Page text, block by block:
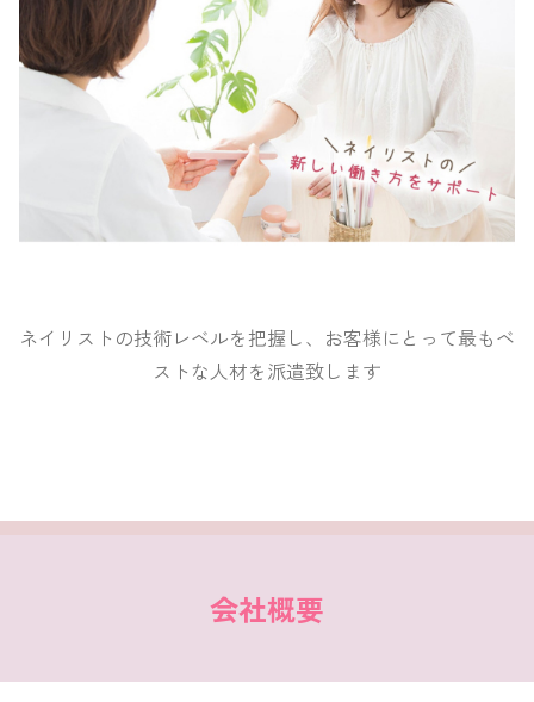
ネイリストの技術レベルを把握し、お客様にとって最もベ
ストな人材を派遣致します
会社概要